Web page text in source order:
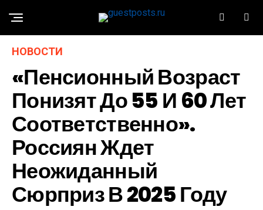
НОВОСТИ
«Пенсионный Возраст
Понизят До 55 И 60 Лет
Соответственно».
Россиян Ждет
Неожиданный
Сюрприз В 2025 Году